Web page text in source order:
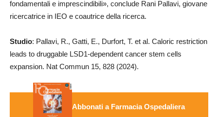
fondamentali e imprescindibili», conclude Rani Pallavi, giovane
ricercatrice in IEO e coautrice della ricerca.
Studio: Pallavi, R., Gatti, E., Durfort, T. et al. Caloric restriction
leads to druggable LSD1-dependent cancer stem cells
expansion. Nat Commun 15, 828 (2024).
Abbonati a Farmacia Ospedaliera